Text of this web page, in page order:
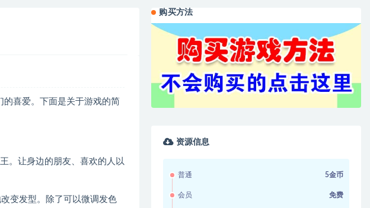
喜爱。下面是关于游戏的简
。让身边的朋友、喜欢的人以
变发型。除了可以微调发色
购买方法
资源信息
普通 5金币
会员 免费